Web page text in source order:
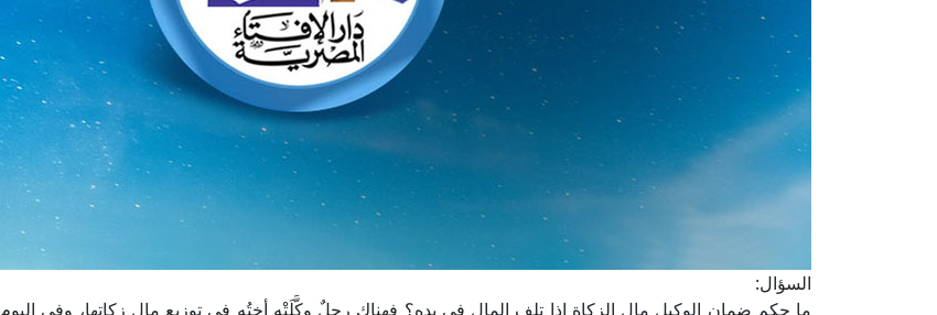
السؤال:
ما حكم ضمان الوكيل مال الزكاة إذا تلف المال في يده؟ فهناك رجلٌ وكَّلَتْه أختُه في توزيع مال زكاتها، وفي اليوم